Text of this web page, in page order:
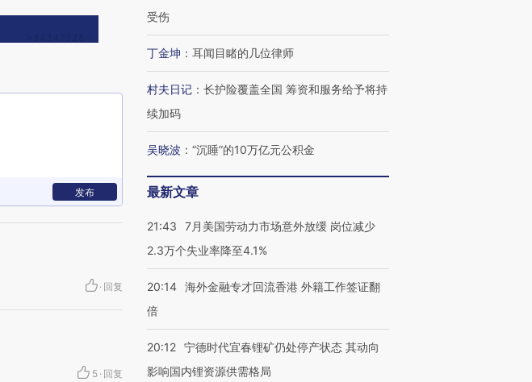
发布
· 回复
5 · 回复
受伤
丁金坤 ： 耳闻目睹的几位律师
村夫日记 ： 长护险覆盖全国 筹资和服务给予将持
续加码
吴晓波 ： “沉睡”的10万亿元公积金
最新文章
21:43
7月美国劳动力市场意外放缓 岗位减少
2.3万个失业率降至4.1%
20:14 海外金融专才回流香港 外籍工作签证翻
倍
20:12 宁德时代宜春锂矿仍处停产状态 其动向
影响国内锂资源供需格局